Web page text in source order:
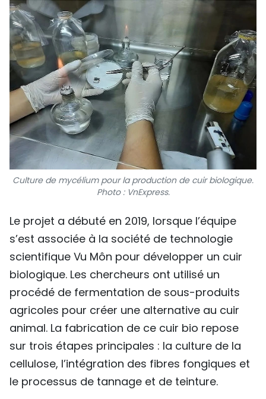
FRANCOPHONIE
PAYS NATAL
INTERNATIONAL
MÉGASTORIE
INFOGRAPHIE
PHOTO
VIDÉO
À PROPOS DU "PEUPLE"
TIẾNG VIỆT
ENGLISH
中文
РУССКИЙ
ESPAÑOL
Culture de mycélium pour la production de cuir biologique.
Photo : VnExpress.
Le projet a débuté en 2019, lorsque l’équipe
s’est associée à la société de technologie
scientifique Vu Môn pour développer un cuir
biologique. Les chercheurs ont utilisé un
procédé de fermentation de sous-produits
agricoles pour créer une alternative au cuir
animal. La fabrication de ce cuir bio repose
sur trois étapes principales : la culture de la
cellulose, l’intégration des fibres fongiques et
le processus de tannage et de teinture.